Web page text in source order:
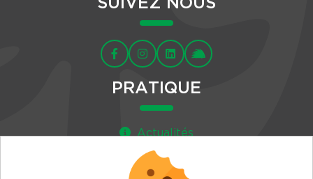
PRATIQUE
Actualités
Agenda